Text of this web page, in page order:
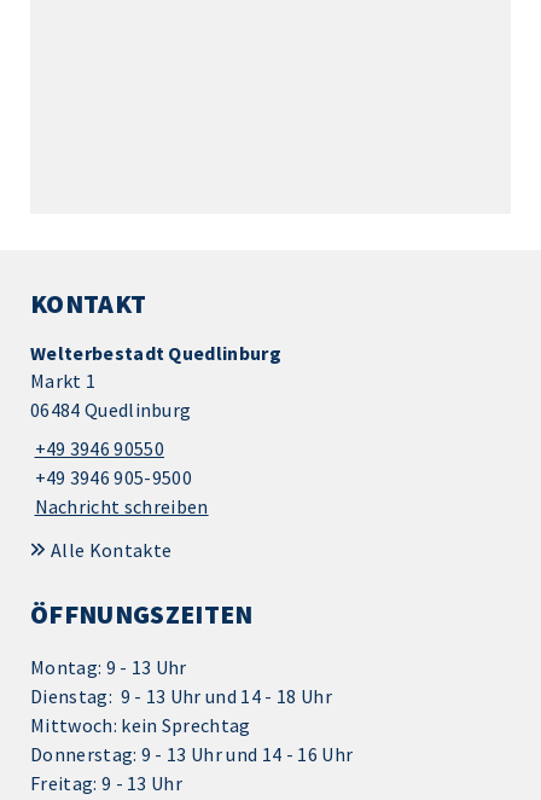
KONTAKT
Welterbestadt Quedlinburg
Markt 1
06484 Quedlinburg
+49 3946 90550
+49 3946 905-9500
Nachricht schreiben
Alle Kontakte
ÖFFNUNGSZEITEN
Montag: 9 - 13 Uhr
Dienstag: 9 - 13 Uhr und 14 - 18 Uhr
Mittwoch: kein Sprechtag
Donnerstag: 9 - 13 Uhr und 14 - 16 Uhr
Freitag: 9 - 13 Uhr